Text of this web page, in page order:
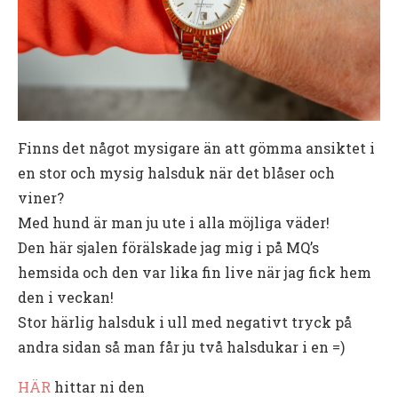
Finns det något mysigare än att gömma ansiktet i
en stor och mysig halsduk när det blåser och
viner?
Med hund är man ju ute i alla möjliga väder!
Den här sjalen förälskade jag mig i på MQ’s
hemsida och den var lika fin live när jag fick hem
den i veckan!
Stor härlig halsduk i ull med negativt tryck på
andra sidan så man får ju två halsdukar i en =)
HÄR hittar ni den